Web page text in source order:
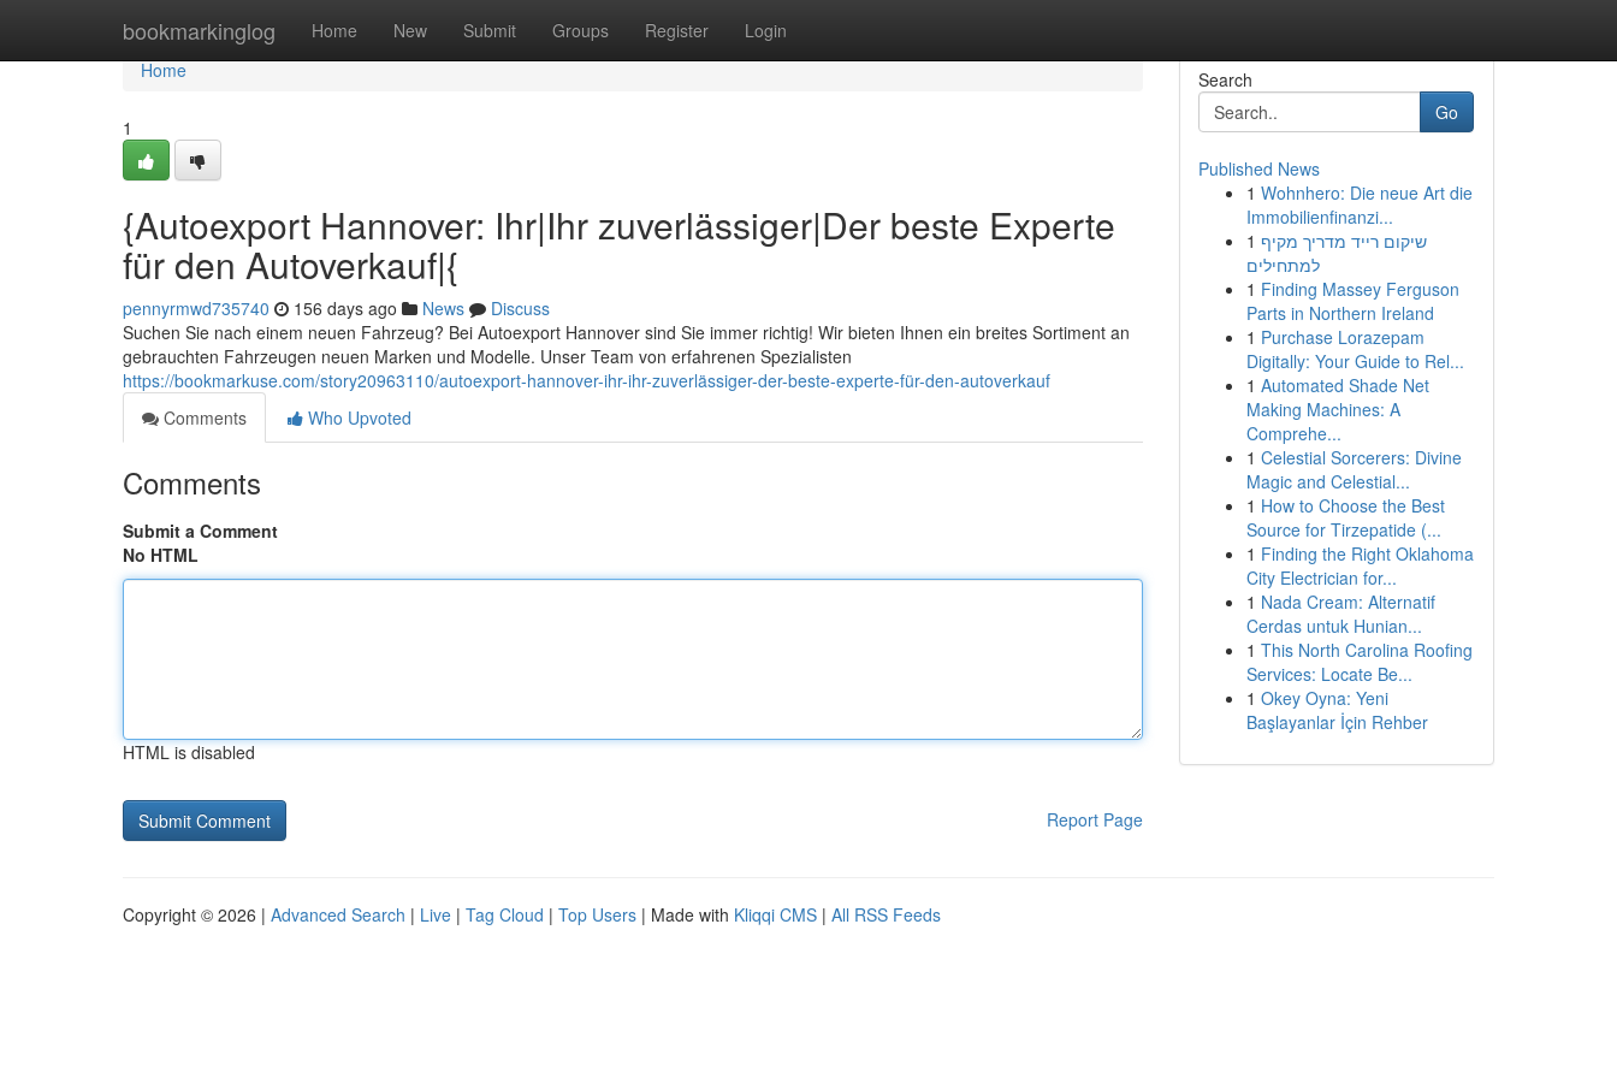
bookmarkinglog Home New Submit Groups Register Login
Home
Home
1
{Autoexport Hannover: Ihr|Ihr zuverlässiger|Der beste Experte
für den Autoverkauf|{
pennyrmwd735740 156 days ago News
Discuss
Suchen Sie nach einem neuen Fahrzeug? Bei Autoexport Hannover sind Sie immer richtig! Wir bieten Ihnen ein breites Sortiment an
gebrauchten Fahrzeugen neuen Marken und Modelle. Unser Team von erfahrenen Spezialisten
https://bookmarkuse.com/story20963110/autoexport-hannover-ihr-ihr-zuverlässiger-der-beste-experte-für-den-autoverkauf
Comments
Who Upvoted
Comments
Submit a Comment
No HTML
HTML is disabled
Report Page
Search
Go
Published News
1 Wohnhero: Die neue Art die
Immobilienfinanzi...
1 שיקום רייד מדריך מקיף
למתחילים
1 Finding Massey Ferguson
Parts in Northern Ireland
1 Purchase Lorazepam
Digitally: Your Guide to Rel...
1 Automated Shade Net
Making Machines: A
Comprehe...
1 Celestial Sorcerers: Divine
Magic and Celestial...
1 How to Choose the Best
Source for Tirzepatide (...
1 Finding the Right Oklahoma
City Electrician for...
1 Nada Cream: Alternatif
Cerdas untuk Hunian...
1 This North Carolina Roofing
Services: Locate Be...
1 Okey Oyna: Yeni
Başlayanlar İçin Rehber
Copyright © 2026 | Advanced Search | Live | Tag Cloud | Top Users | Made with Kliqqi CMS | All RSS Feeds